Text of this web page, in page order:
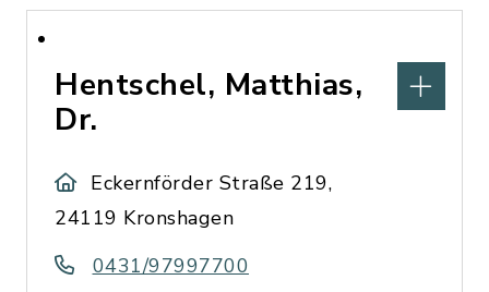
Hentschel, Matthias,
Dr.
Eckernförder Straße 219,
24119 Kronshagen
0431/97997700